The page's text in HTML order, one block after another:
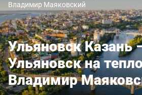
Владимир Маяковский
Ульяновск Казань
Ульяновск на
Владимир